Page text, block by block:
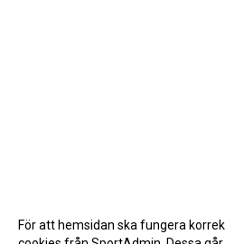
För att hemsidan ska fungera